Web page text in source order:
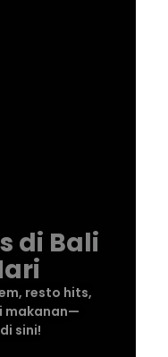
di Bali
resto hits,
makanan—
sini!